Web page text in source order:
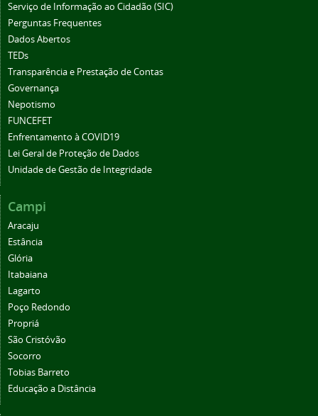
Serviço de Informação ao Cidadão (SIC)
Perguntas Frequentes
Dados Abertos
TEDs
Transparência e Prestação de Contas
Governança
Nepotismo
FUNCEFET
Enfrentamento à COVID19
Lei Geral de Proteção de Dados
Unidade de Gestão de Integridade
Campi
Aracaju
Estância
Glória
Itabaiana
Lagarto
Poço Redondo
Propriá
São Cristóvão
Socorro
Tobias Barreto
Educação a Distância